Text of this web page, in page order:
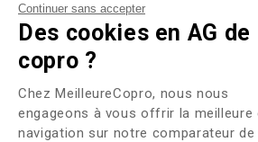
Continuer sans accepter
Des cookies en AG de
copro ?
Plateforme de
Chez MeilleureCopro, nous nous
engageons à vous offrir la meilleure
navigation sur notre comparateur
Souhaitez-vous changer de
OUI